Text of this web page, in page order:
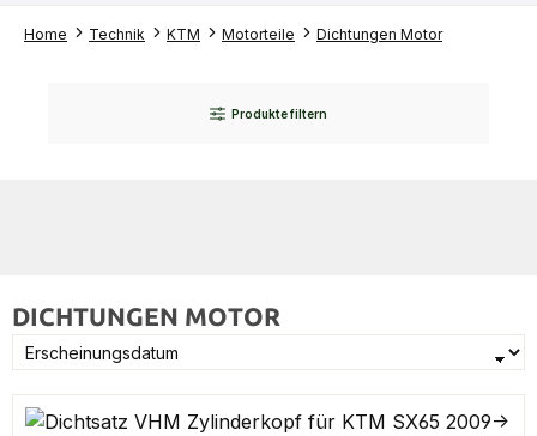
Home Technik KTM Motorteile Dichtungen Motor
Produkte filtern
DICHTUNGEN MOTOR